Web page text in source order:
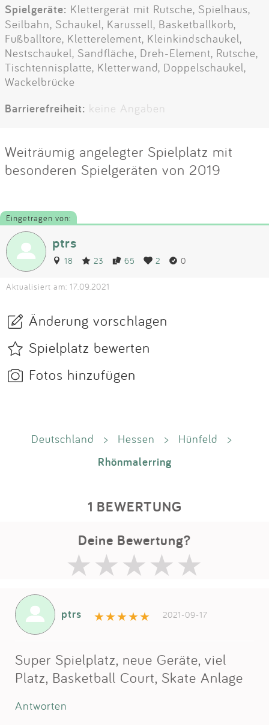
Spielgeräte: Klettergerät mit Rutsche, Spielhaus,
Seilbahn, Schaukel, Karussell, Basketballkorb,
Fußballtore, Kletterelement, Kleinkindschaukel,
Nestschaukel, Sandfläche, Dreh-Element, Rutsche,
Tischtennisplatte, Kletterwand, Doppelschaukel,
Wackelbrücke
Barrierefreiheit: keine Angaben
Weiträumig angelegter Spielplatz mit
besonderen Spielgeräten von 2019
Eingetragen von:
ptrs
18 23 65 2 0
Aktualisiert am: 17.09.2021
Änderung vorschlagen
Spielplatz bewerten
Fotos hinzufügen
Deutschland > Hessen > Hünfeld >
Rhönmalerring
1 BEWERTUNG
Deine Bewertung?
ptrs 2021-09-17
Super Spielplatz, neue Geräte, viel
Platz, Basketball Court, Skate Anlage
Antworten